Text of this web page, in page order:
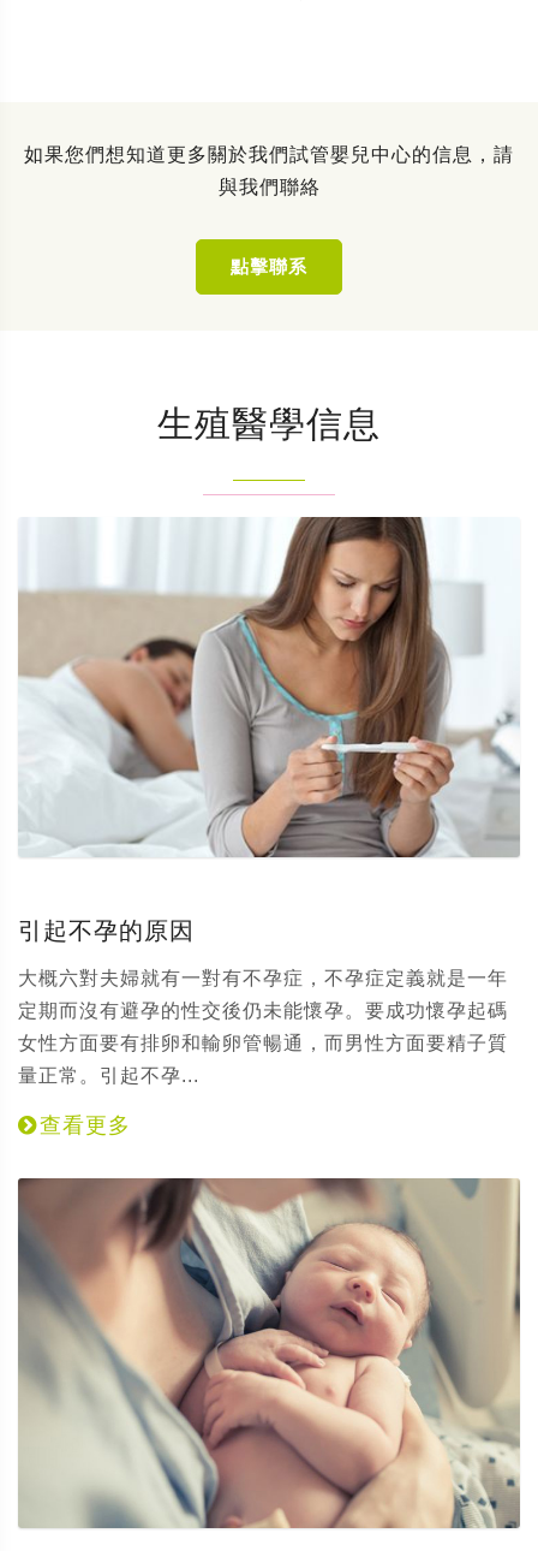
如果您們想知道更多關於我們試管嬰兒中心的信息，請
與我們聯絡
點擊聯系
生殖醫學信息
引起不孕的原因
大概六對夫婦就有一對有不孕症，不孕症定義就是一年
定期而沒有避孕的性交後仍未能懷孕。要成功懷孕起碼
女性方面要有排卵和輸卵管暢通，而男性方面要精子質
量正常。引起不孕...
查看更多